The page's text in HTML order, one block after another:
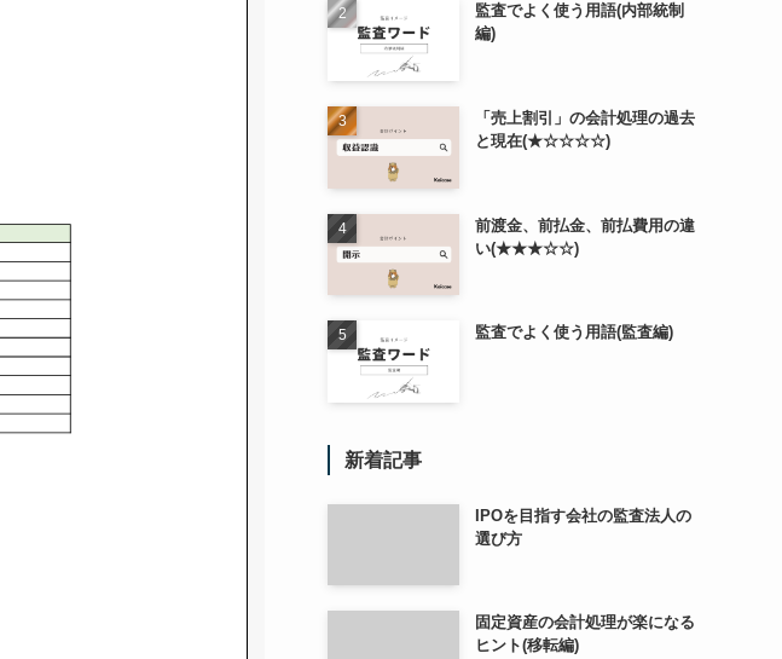
監査でよく使う用語(内部統制
編)
「売上割引」の会計処理の過去
と現在(★☆☆☆☆)
前渡金、前払金、前払費用の違
い(★★★☆☆)
監査でよく使う用語(監査編)
新着記事
IPOを目指す会社の監査法人の
選び方
固定資産の会計処理が楽になる
ヒント(移転編)